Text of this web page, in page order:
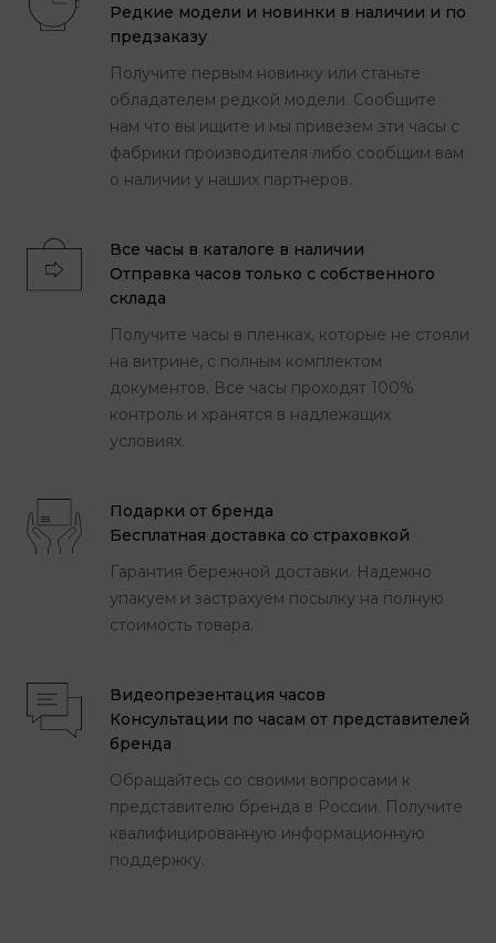
Редкие модели и новинки в наличии и по
предзаказу
Получите первым новинку или станьте
обладателем редкой модели. Сообщите
нам что вы ищите и мы привезем эти часы с
фабрики производителя либо сообщим вам
о наличии у наших партнеров.
Все часы в каталоге в наличии
Отправка часов только с собственного
склада
Получите часы в пленках, которые не стояли
на витрине, с полным комплектом
документов. Все часы проходят 100%
контроль и хранятся в надлежащих
условиях.
Подарки от бренда
Бесплатная доставка со страховкой
Гарантия бережной доставки. Надежно
упакуем и застрахуем посылку на полную
стоимость товара.
Видеопрезентация часов
Консультации по часам от представителей
бренда
Обращайтесь со своими вопросами к
представителю бренда в России. Получите
квалифицированную информационную
поддержку.